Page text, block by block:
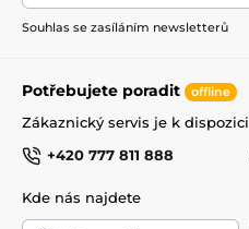
Souhlas se zasíláním newsletterů
Potřebujete poradit offline
Zákaznický servis je k dispozici
+420 777 811 888
Kde nás najdete